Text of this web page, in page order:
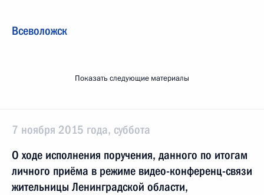
Всеволожск
Показать следующие материалы
7 ноября 2015 года, суббота
О ходе исполнения поручения, данного по итогам
личного приёма в режиме видео-конференц-связи
жительницы Ленинградской области,